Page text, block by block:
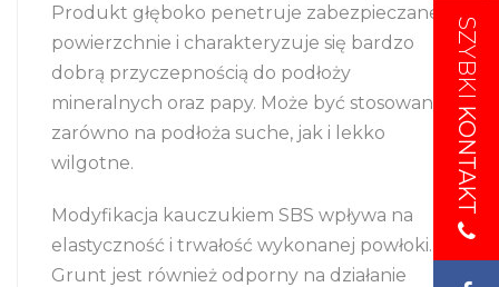
SZYBKI
KONTAKT
SZYBKI
KONTAKT
Produkt głęboko penetruje zabezpieczane
powierzchnie i charakteryzuje się bardzo
dobrą przyczepnością do podłoży
mineralnych oraz papy. Może być stosowany
zarówno na podłoża suche, jak i lekko
wilgotne.
Modyfikacja kauczukiem SBS wpływa na
elastyczność i trwałość wykonanej powłoki.
Grunt jest również odporny na działanie